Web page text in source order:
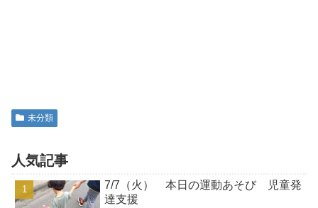
未分類
人気記事
7/7（火） 本日の運動あそび 児童発
達支援